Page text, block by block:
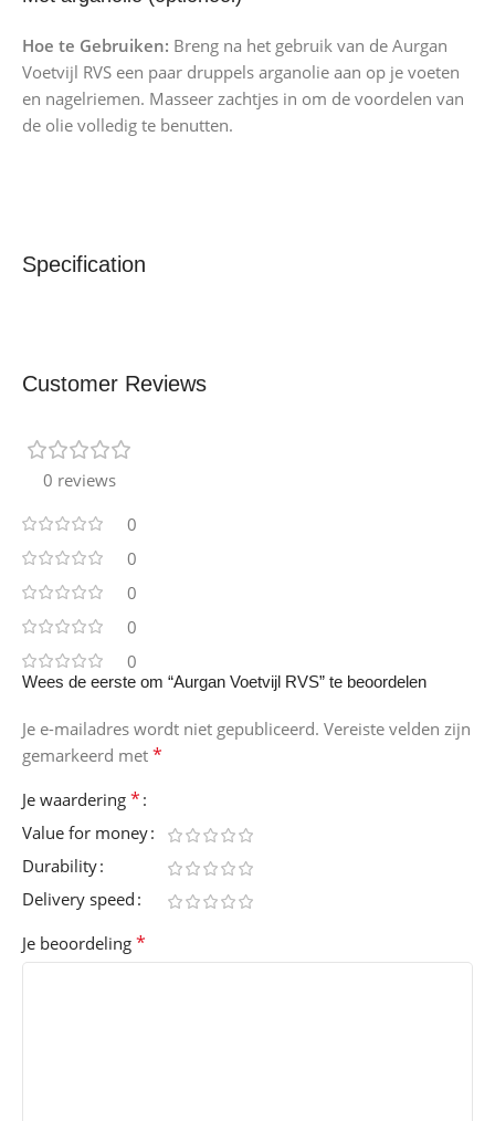
Hoe te Gebruiken: Breng na het gebruik van de Aurgan
Voetvijl RVS een paar druppels arganolie aan op je voeten
en nagelriemen. Masseer zachtjes in om de voordelen van
de olie volledig te benutten.
Specification
Customer Reviews
0 reviews
0
0
0
0
0
Wees de eerste om “Aurgan Voetvijl RVS” te beoordelen
Je e-mailadres wordt niet gepubliceerd. Vereiste velden zijn
gemarkeerd met *
Je waardering *
Value for money
Durability
Delivery speed
Je beoordeling *